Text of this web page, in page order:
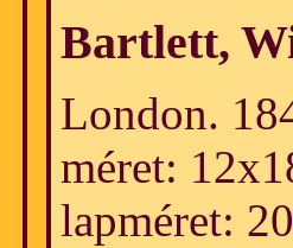
Bartlett,
London.
méret:
lapméret: